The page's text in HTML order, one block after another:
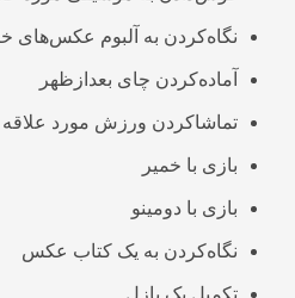
نگاه‌کردن به آلبوم عکس‌های
آماده‌کردن چای بعدازظهر
تماشاکردن ورزش مورد علاقه
بازی با خمیر
بازی با دومینو
نگاه‌کردن به یک کتاب عکس
تکمیل یک پازل